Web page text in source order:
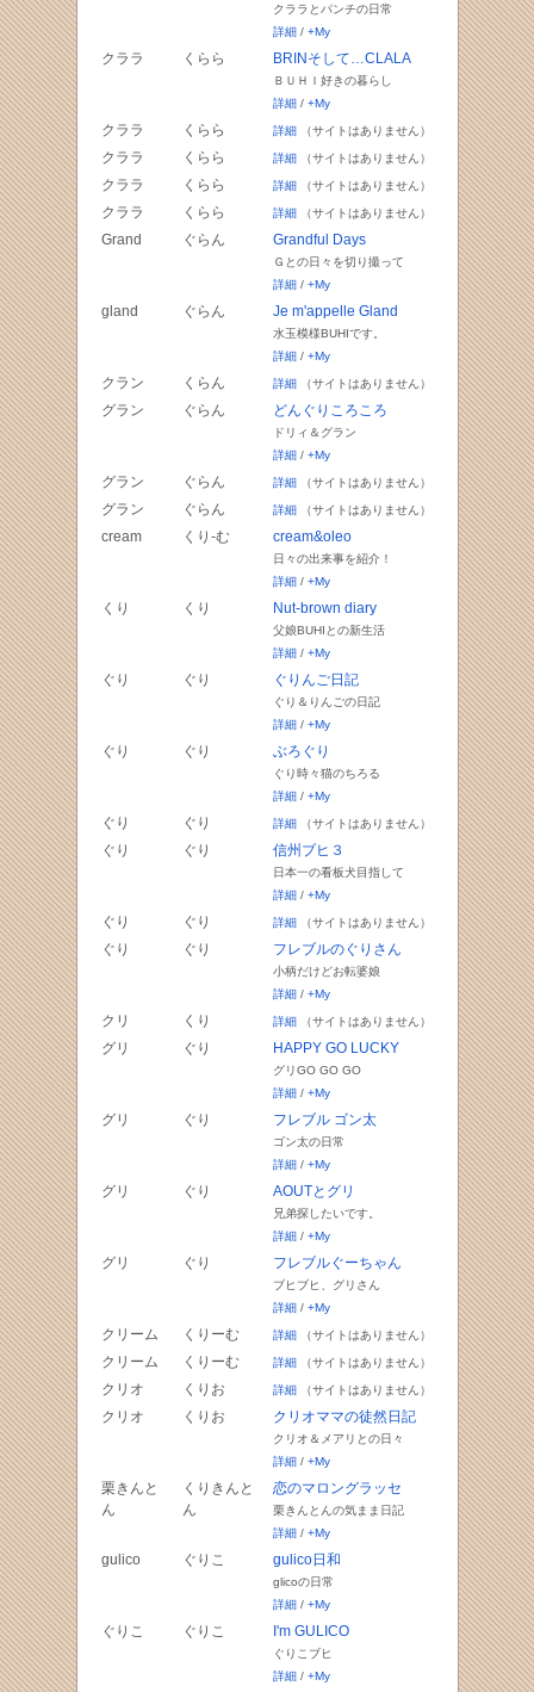
クララとパンチの日常
詳細/ +My
クララ くらら BRINそして…CLALA
ＢＵＨＩ好きの暮らし
詳細/ +My
クララ くらら 詳細（サイトはありません）
クララ くらら 詳細（サイトはありません）
クララ くらら 詳細（サイトはありません）
クララ くらら 詳細（サイトはありません）
Grand ぐらん Grandful Days
Ｇとの日々を切り撮って
詳細/ +My
gland ぐらん Je m'appelle Gland
水玉模様BUHIです。
詳細/ +My
クラン くらん 詳細（サイトはありません）
グラン ぐらん どんぐりころころ
ドリィ＆グラン
詳細/ +My
グラン ぐらん 詳細（サイトはありません）
グラン ぐらん 詳細（サイトはありません）
cream くり-む cream&oleo
日々の出来事を紹介！
詳細/ +My
くり くり Nut-brown diary
父娘BUHIとの新生活
詳細/ +My
ぐり ぐり ぐりんご日記
ぐり＆りんごの日記
詳細/ +My
ぐり ぐり ぶろぐり
ぐり時々猫のちろる
詳細/ +My
ぐり ぐり 詳細（サイトはありません）
ぐり ぐり 信州ブヒ３
日本一の看板犬目指して
詳細/ +My
ぐり ぐり 詳細（サイトはありません）
ぐり ぐり フレブルのぐりさん
小柄だけどお転婆娘
詳細/ +My
クリ くり 詳細（サイトはありません）
グリ ぐり HAPPY GO LUCKY
グリGO GO GO
詳細/ +My
グリ ぐり フレブル ゴン太
ゴン太の日常
詳細/ +My
グリ ぐり AOUTとグリ
兄弟探したいです。
詳細/ +My
グリ ぐり フレブルぐーちゃん
ブヒブヒ、グリさん
詳細/ +My
クリーム くりーむ 詳細（サイトはありません）
クリーム くりーむ 詳細（サイトはありません）
クリオ くりお 詳細（サイトはありません）
クリオ くりお クリオママの徒然日記
クリオ＆メアリとの日々
詳細/ +My
栗きんと
ん
くりきんと
ん
恋のマロングラッセ
栗きんとんの気まま日記
詳細/ +My
gulico ぐりこ gulico日和
glicoの日常
詳細/ +My
ぐりこ ぐりこ I'm GULICO
ぐりこブヒ
詳細/ +My